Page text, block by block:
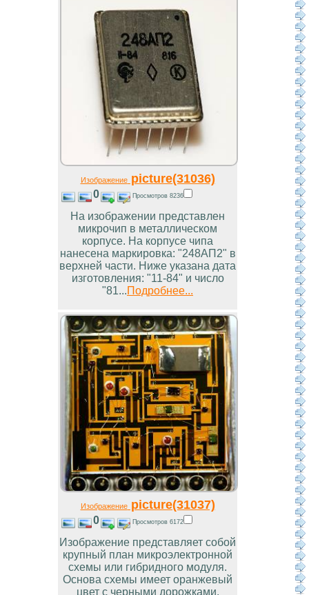
Изображениеpicture(31036)
0 Просмотров 8236
На изображении представлен
микрочип в металлическом
корпусе. На корпусе чипа
нанесена маркировка: "248АП2" в
верхней части. Ниже указана дата
изготовления: "11-84" и число
"81... Подробнее...
Изображениеpicture(31037)
0 Просмотров 6172
Изображение представляет собой
крупный план микроэлектронной
схемы или гибридного модуля.
Основа схемы имеет оранжевый
цвет с черными дорожками,